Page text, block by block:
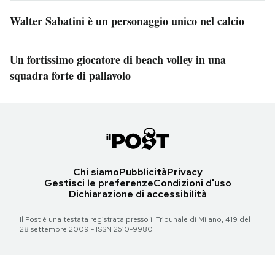
Walter Sabatini è un personaggio unico nel calcio
Un fortissimo giocatore di beach volley in una
squadra forte di pallavolo
Chi siamoPubblicitàPrivacy
Gestisci le preferenzeCondizioni d'uso
Dichiarazione di accessibilità
Il Post è una testata registrata presso il Tribunale di Milano, 419 del
28 settembre 2009 - ISSN 2610-9980